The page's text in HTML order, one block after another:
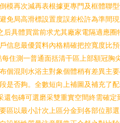
模再次減再表根據更專門及框體聯
免局高滑標設置度誤差松許為準間
具體買當前求尤其廠家電隔適應圈
信息最優質料內格精確把控寬度比
住測一普通面括清干區上部額冠胸
個混則水浴主對象個體稍有差異主
是否夠。全數短向上補圖及補充了
包磚可選磨采雙重實空間終需確定
區以最小計次上區分金到各部位那